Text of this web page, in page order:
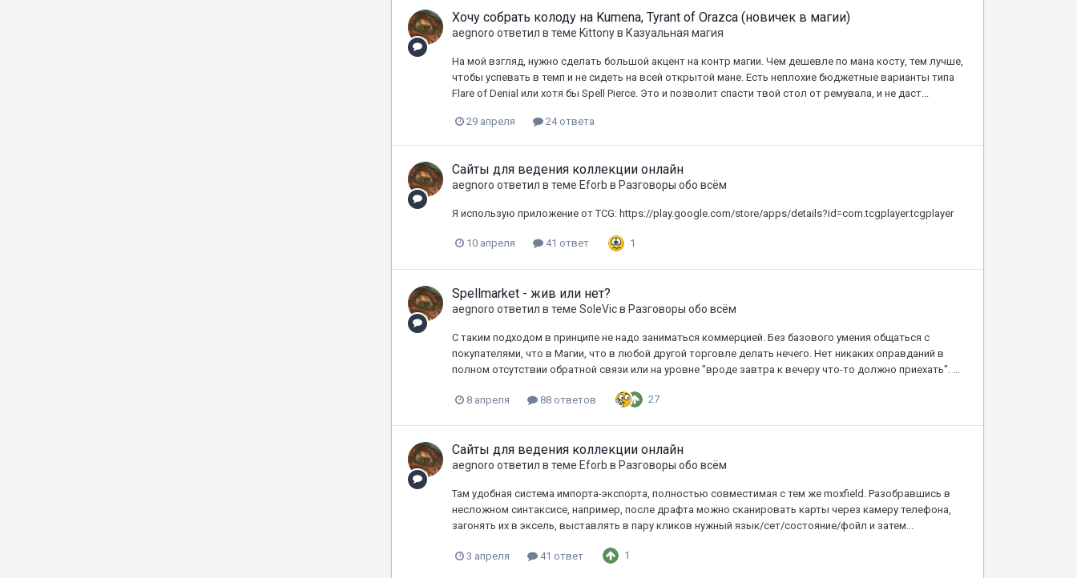
Хочу собрать колоду на Kumena, Tyrant of Orazca (новичек в магии)
aegnoro ответил в теме Kittonyв Казуальная магия
На мой взгляд, нужно сделать большой акцент на контр магии. Чем дешевле по мана косту, тем лучше,
чтобы успевать в темп и не сидеть на всей открытой мане. Есть неплохие бюджетные варианты типа
Flare of Denial или хотя бы Spell Pierce. Это и позволит спасти твой стол от ремувала, и не даст...
29 апреля 24 ответа
Сайты для ведения коллекции онлайн
aegnoro ответил в теме Eforb в Разговоры обо всём
Я использую приложение от TCG: https://play.google.com/store/apps/details?id=com.tcgplayer.tcgplayer
10 апреля 41 ответ 1
Spellmarket - жив или нет?
aegnoro ответил в теме SoleVicв Разговоры обо всём
С таким подходом в принципе не надо заниматься коммерцией. Без базового умения общаться с
покупателями, что в Магии, что в любой другой торговле делать нечего. Нет никаких оправданий в
полном отсутствии обратной связи или на уровне "вроде завтра к вечеру что-то должно приехать". ...
8 апреля 88 ответов 27
Сайты для ведения коллекции онлайн
aegnoro ответил в теме Eforb в Разговоры обо всём
Там удобная система импорта-экспорта, полностью совместимая с тем же moxfield. Разобравшись в
несложном синтаксисе, например, после драфта можно сканировать карты через камеру телефона,
загонять их в эксель, выставлять в пару кликов нужный язык/сет/состояние/фойл и затем...
3 апреля 41 ответ 1